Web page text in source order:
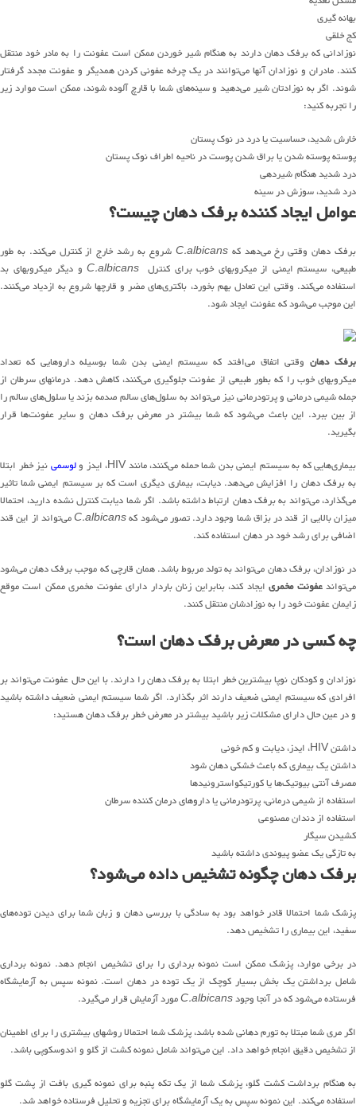
بهانه گیری
کج خلقی
نوزادانی که برفک دهان دارند به هنگام شیر خوردن ممکن است عفونت را به مادر خود منتقل
کنند. مادران و نوزادان آنها می‌توانند در یک چرخه عفونی کردن همدیگر و عفونت مجدد گرفتار
شوند. اگر به نوزادتان شیر می‌دهید و سینه‌های شما با قارچ آلوده شوند، ممکن است موارد زیر
را تجربه کنید:
خارش شدید، حساسیت یا درد در نوک پستان
پوسته پوسته شدن یا براق شدن پوست در ناحیه اطراف نوک پستان
درد شدید هنگام شیردهی
درد شدید، سوزش در سینه
عوامل ایجاد کننده برفک دهان چیست؟
برفک دهان وقتی رخ می‌دهد کهC.albicans شروع به رشد خارج از کنترل می‌کند. به طور
طبیعی، سیستم ایمنی از میکروبهای خوب برای کنترل C.albicansو دیگر میکروبهای بد
استفاده می‌کند. وقتی این تعادل بهم بخورد، باکتری‌های مضر و قارچها شروع به ازدیاد می‌کنند.
این موجب می‌شود که عفونت ایجاد شود.
برفک دهانوقتی اتفاق می‌افتد که سیستم ایمنی بدن شما بوسیله داروهایی که تعداد
میکروبهای خوب را که بطور طبیعی از عفونت جلوگیری می‌کنند، کاهش دهد. درمانهای سرطان از
جمله شیمی درمانی و پرتودرمانی نیز می‌تواند به سلول‌های سالم صدمه بزند یا سلول‌های سالم را
از بین ببرد. این باعث می‌شود که شما بیشتر در معرض برفک دهان و سایر عفونت‌ها قرار
بگیرید.
بیماری‌هایی که به سیستم ایمنی بدن شما حمله می‌کنند، مانند HIV، ایدز و
لوسمینیز خطر ابتلا
به برفک دهان را افزایش می‌دهد. دیابت، بیماری دیگری است که بر سیستم ایمنی شما تاثیر
می‌گذارد، می‌تواند به برفک دهان ارتباط داشته باشد. اگر شما دیابت کنترل نشده دارید، احتمالا
میزان بالایی از قند در بزاق شما وجود دارد. تصور می‌شود کهC.albicansمی‌تواند از این قند
اضافی برای رشد خود در دهان استفاده کند.
در نوزادان، برفک دهان می‌تواند به تولد مربوط باشد. همان قارچی که موجب برفک دهان می‌شود
می‌تواندعفونت مخمریایجاد کند، بنابراین زنان باردار دارای عفونت مخمری ممکن است موقع
زایمان عفونت خود را به نوزادشان منتقل کنند.
چه کسی در معرض برفک دهان است؟
نوزادان و کودکان نوپا بیشترین خطر ابتلا به برفک دهان را دارند. با این حال عفونت می‌تواند بر
افرادی که سیستم ایمنی ضعیف دارند اثر بگذارد. اگر شما سیستم ایمنی ضعیف داشته باشید
و در عین حال دارای مشکلات زیر باشید بیشتر در معرض خطر برفک دهان هستید:
داشتن HIV، ایدز، دیابت و کم خونی
داشتن یک بیماری که باعث خشکی دهان شود
مصرف آنتی بیوتیک‌ها یا کورتیکواستروئیدها
استفاده از شیمی درمانی، پرتودرمانی یا داروهای درمان کننده سرطان
استفاده از دندان مصنوعی
کشیدن سیگار
به تازگی یک عضو پیوندی داشته باشید
برفک دهان چگونه تشخیص داده می‌شود؟
پزشک شما احتمالا قادر خواهد بود به سادگی با بررسی دهان و زبان شما برای دیدن توده‌های
سفید، این بیماری را تشخیص ‌دهد.
در برخی موارد، پزشک ممکن است نمونه برداری را برای تشخیص انجام دهد. نمونه برداری
شامل برداشتن یک بخش بسیار کوچک از یک توده در دهان است. نمونه سپس به آزمایشگاه
فرستاده می‌شود که در آنجا وجودC.albicansمورد آزمایش قرار می‌گیرد.
اگر مری شما مبتلا به تورم دهانی شده باشد، پزشک شما احتمالا روشهای بیشتری را برای اطمینان
از تشخیص دقیق انجام خواهد داد. این می‌تواند شامل نمونه کشت از گلو و اندوسکوپی باشد.
به هنگام برداشت کشت گلو، پزشک شما از یک تکه پنبه برای نمونه گیری بافت از پشت گلو
استفاده می‌کند. این نمونه سپس به یک آزمایشگاه برای تجزیه و تحلیل فرستاده خواهد شد.